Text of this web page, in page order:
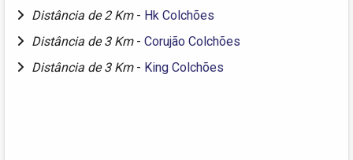
Distância de 2 Km - Hk Colchões
Distância de 3 Km - Corujão Colchões
Distância de 3 Km - King Colchões